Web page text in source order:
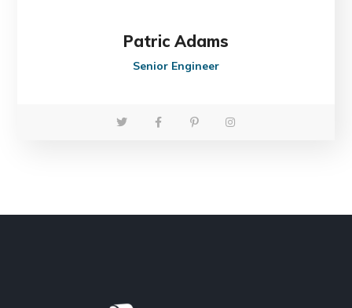
Patric Adams
Senior Engineer